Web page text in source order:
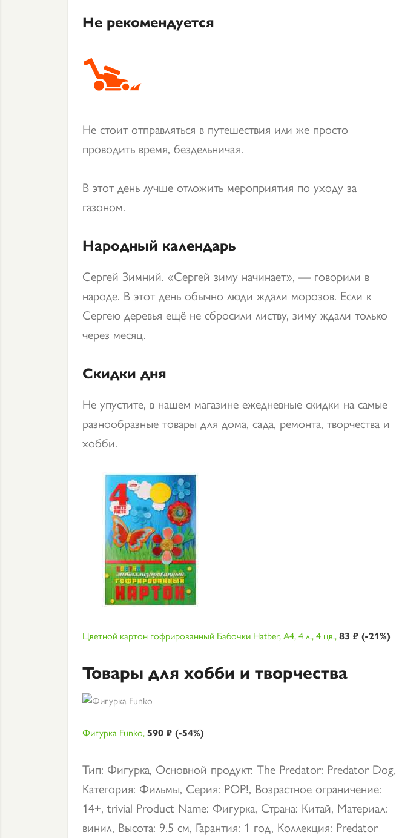
Не рекомендуется
Не стоит отправляться в путешествия или же просто
проводить время, бездельничая.
В этот день лучше отложить мероприятия по уходу за
газоном.
Народный календарь
Сергей Зимний. «Сергей зиму начинает», — говорили в
народе. В этот день обычно люди ждали морозов. Если к
Сергею деревья ещё не сбросили листву, зиму ждали только
через месяц.
Скидки дня
Не упустите, в нашем магазине ежедневные скидки на самые
разнообразные товары для дома, сада, ремонта, творчества и
хобби.
Цветной картон гофрированный Бабочки Hatber, A4, 4 л., 4 цв.,83 ₽ (-21%)
Товары для хобби и творчества
Фигурка Funko,590 ₽ (-54%)
Тип: Фигурка, Основной продукт: The Predator: Predator Dog,
Категория: Фильмы, Серия: POP!, Возрастное ограничение:
14+, trivial Product Name: Фигурка, Страна: Китай, Материал:
винил, Высота: 9.5 см, Гарантия: 1 год, Коллекция: Predator